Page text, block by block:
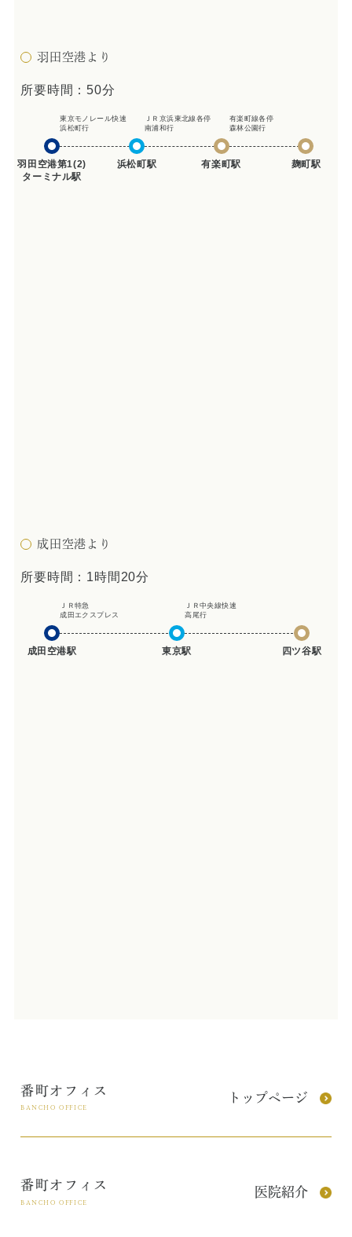
羽田空港より
所要時間：50分
羽田空港第1(2)
ターミナル駅
東京モノレール快速
浜松町行
浜松町駅
ＪＲ京浜東北線各停
南浦和行
有楽町駅
有楽町線各停
森林公園行
麹町駅
成田空港より
所要時間：1時間20分
成田空港駅
ＪＲ特急
成田エクスプレス
東京駅
ＪＲ中央線快速
高尾行
四ツ谷駅
番町オフィス
BANCHO OFFICE
トップページ
番町オフィス
BANCHO OFFICE
医院紹介